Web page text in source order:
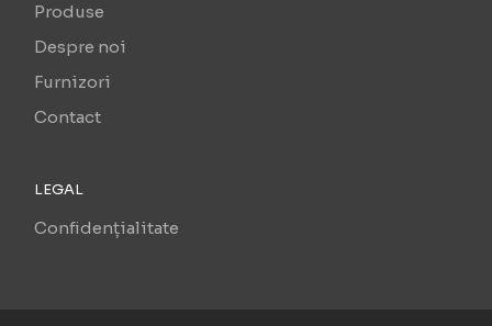
Produse
Despre noi
Furnizori
Contact
LEGAL
Confidențialitate